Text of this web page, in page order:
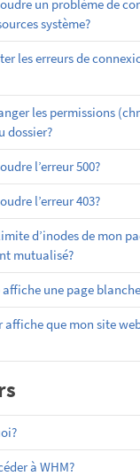
un problème de
système?
les erreurs de
les permissions
dossier?
l’erreur 500?
l’erreur 403?
d’inodes de mon
mutualisé?
affiche une page
affiche que mon site
à WHM?